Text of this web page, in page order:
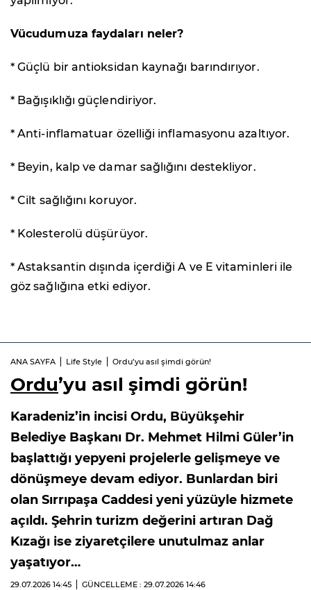
Vücudumuza faydaları neler?
* Güçlü bir antioksidan kaynağı barındırıyor.
* Bağışıklığı güçlendiriyor.
* Anti-inflamatuar özelliği inflamasyonu azaltıyor.
* Beyin, kalp ve damar sağlığını destekliyor.
* Cilt sağlığını koruyor.
* Kolesterolü düşürüyor.
* Astaksantin dışında içerdiği A ve E vitaminleri ile
göz sağlığına etki ediyor.
ANA SAYFA Life Style Ordu’yu asıl şimdi görün!
Ordu’yu asıl şimdi görün!
Karadeniz’in incisi Ordu, Büyükşehir
Belediye Başkanı Dr. Mehmet Hilmi Güler’in
başlattığı yepyeni projelerle gelişmeye ve
dönüşmeye devam ediyor. Bunlardan biri
olan Sırrıpaşa Caddesi yeni yüzüyle hizmete
açıldı. Şehrin turizm değerini artıran Dağ
Kızağı ise ziyaretçilere unutulmaz anlar
yaşatıyor…
29.07.2026 14:45 GÜNCELLEME : 29.07.2026 14:46